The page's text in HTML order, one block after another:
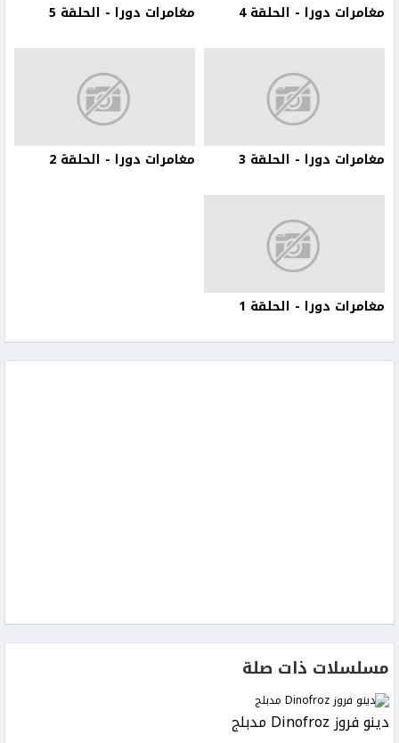
مغامرات دورا - الحلقة 4 مغامرات دورا - الحلقة 5
مغامرات دورا - الحلقة 3 مغامرات دورا - الحلقة 2
مغامرات دورا - الحلقة 1
مسلسلات ذات صلة
دينو فروز Dinofroz مدبلج